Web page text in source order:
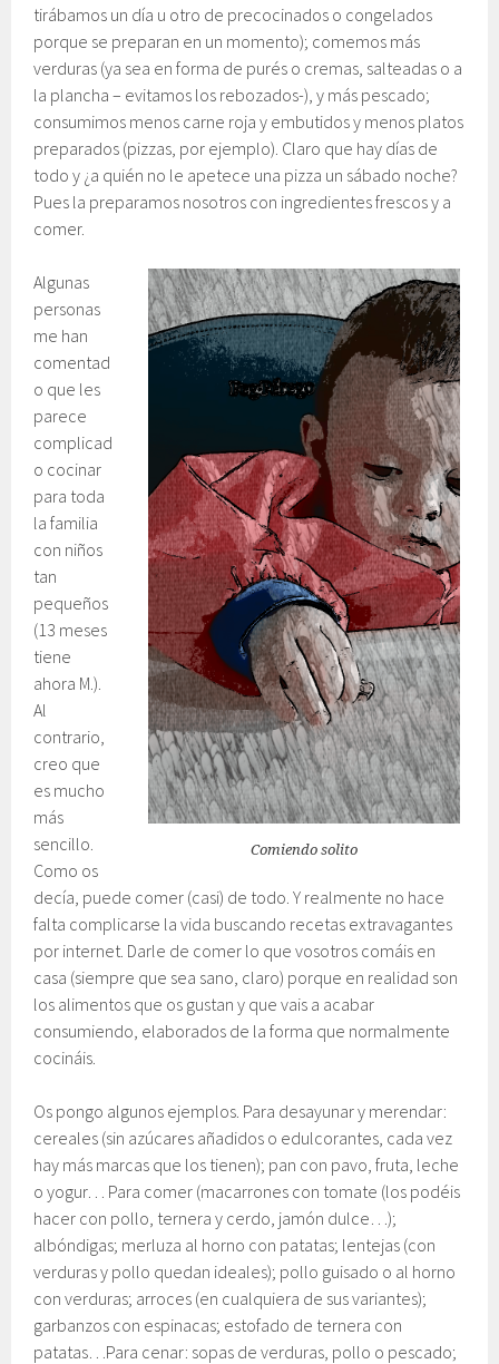
tirábamos un día u otro de precocinados o congelados
porque se preparan en un momento); comemos más
verduras (ya sea en forma de purés o cremas, salteadas o a
la plancha – evitamos los rebozados-), y más pescado;
consumimos menos carne roja y embutidos y menos platos
preparados (pizzas, por ejemplo). Claro que hay días de
todo y ¿a quién no le apetece una pizza un sábado noche?
Pues la preparamos nosotros con ingredientes frescos y a
comer.
Comiendo solito
Algunas
personas
me han
comentad
o que les
parece
complicad
o cocinar
para toda
la familia
con niños
tan
pequeños
(13 meses
tiene
ahora M.).
Al
contrario,
creo que
es mucho
más
sencillo.
Como os
decía, puede comer (casi) de todo. Y realmente no hace
falta complicarse la vida buscando recetas extravagantes
por internet. Darle de comer lo que vosotros comáis en
casa (siempre que sea sano, claro) porque en realidad son
los alimentos que os gustan y que vais a acabar
consumiendo, elaborados de la forma que normalmente
cocináis.
Os pongo algunos ejemplos. Para desayunar y merendar:
cereales (sin azúcares añadidos o edulcorantes, cada vez
hay más marcas que los tienen); pan con pavo, fruta, leche
o yogur… Para comer (macarrones con tomate (los podéis
hacer con pollo, ternera y cerdo, jamón dulce…);
albóndigas; merluza al horno con patatas; lentejas (con
verduras y pollo quedan ideales); pollo guisado o al horno
con verduras; arroces (en cualquiera de sus variantes);
garbanzos con espinacas; estofado de ternera con
patatas…Para cenar: sopas de verduras, pollo o pescado;